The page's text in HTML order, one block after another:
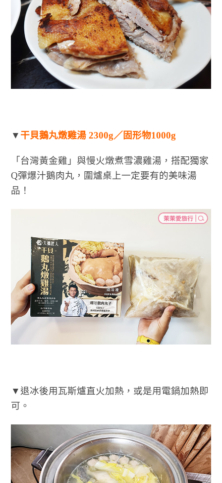
▼ 干貝鵝丸燉雞湯 2300g／固形物1000g
「台灣黃金雞」與慢火燉煮雪濃雞湯，搭配獨家
Q彈爆汁鵝肉丸，圍爐桌上一定要有的美味湯
品！
▼退冰後用瓦斯爐直火加熱，或是用電鍋加熱即
可。